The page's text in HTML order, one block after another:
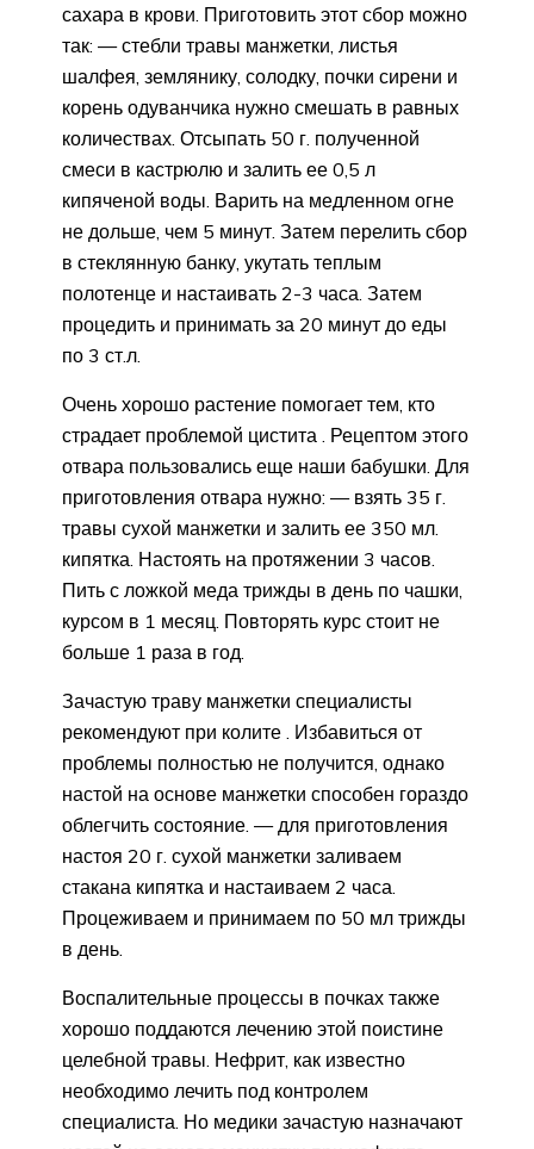
сахара в крови. Приготовить этот сбор можно
так: — стебли травы манжетки, листья
шалфея, землянику, солодку, почки сирени и
корень одуванчика нужно смешать в равных
количествах. Отсыпать 50 г. полученной
смеси в кастрюлю и залить ее 0,5 л
кипяченой воды. Варить на медленном огне
не дольше, чем 5 минут. Затем перелить сбор
в стеклянную банку, укутать теплым
полотенце и настаивать 2-3 часа. Затем
процедить и принимать за 20 минут до еды
по 3 ст.л.
Очень хорошо растение помогает тем, кто
страдает проблемой цистита . Рецептом этого
отвара пользовались еще наши бабушки. Для
приготовления отвара нужно: — взять 35 г.
травы сухой манжетки и залить ее 350 мл.
кипятка. Настоять на протяжении 3 часов.
Пить с ложкой меда трижды в день по чашки,
курсом в 1 месяц. Повторять курс стоит не
больше 1 раза в год.
Зачастую траву манжетки специалисты
рекомендуют при колите . Избавиться от
проблемы полностью не получится, однако
настой на основе манжетки способен гораздо
облегчить состояние. — для приготовления
настоя 20 г. сухой манжетки заливаем
стакана кипятка и настаиваем 2 часа.
Процеживаем и принимаем по 50 мл трижды
в день.
Воспалительные процессы в почках также
хорошо поддаются лечению этой поистине
целебной травы. Нефрит, как известно
необходимо лечить под контролем
специалиста. Но медики зачастую назначают